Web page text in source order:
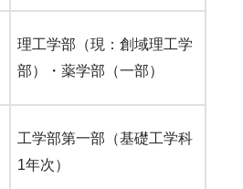
理工学部（現：創域理工学
部）・薬学部（一部）
工学部第一部（基礎工学科
1年次）